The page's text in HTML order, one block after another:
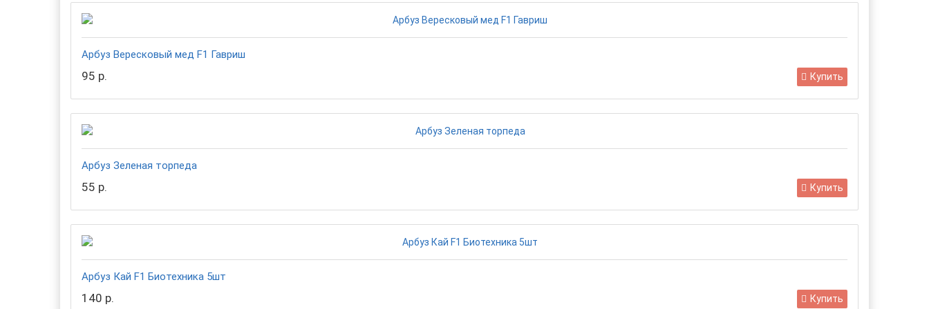
Арбуз Вересковый мед F1 Гавриш
95 р. Купить
Арбуз Зеленая торпеда
55 р. Купить
Арбуз Кай F1 Биотехника 5шт
140 р. Купить